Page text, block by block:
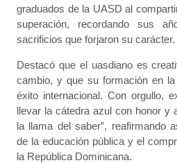
graduados de la UASD al
superación, recordando sus
sacrificios que forjaron su carácter.
Destacó que el uasdiano es
cambio, y que su formación en
éxito internacional. Con orgullo,
llevar la cátedra azul con honor y
la llama del saber”, reafirmando
de la educación pública y el
la República Dominicana.